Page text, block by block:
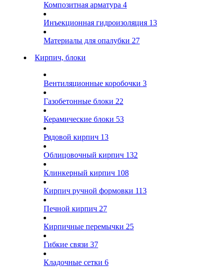
Композитная арматура 4
Инъекционная гидроизоляция 13
Материалы для опалубки 27
Кирпич, блоки
Вентиляционные коробочки 3
Газобетонные блоки 22
Керамические блоки 53
Рядовой кирпич 13
Облицовочный кирпич 132
Клинкерный кирпич 108
Кирпич ручной формовки 113
Печной кирпич 27
Кирпичные перемычки 25
Гибкие связи 37
Кладочные сетки 6